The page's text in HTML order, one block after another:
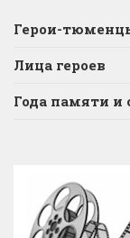
Герои-
Лица героев
Года памяти и